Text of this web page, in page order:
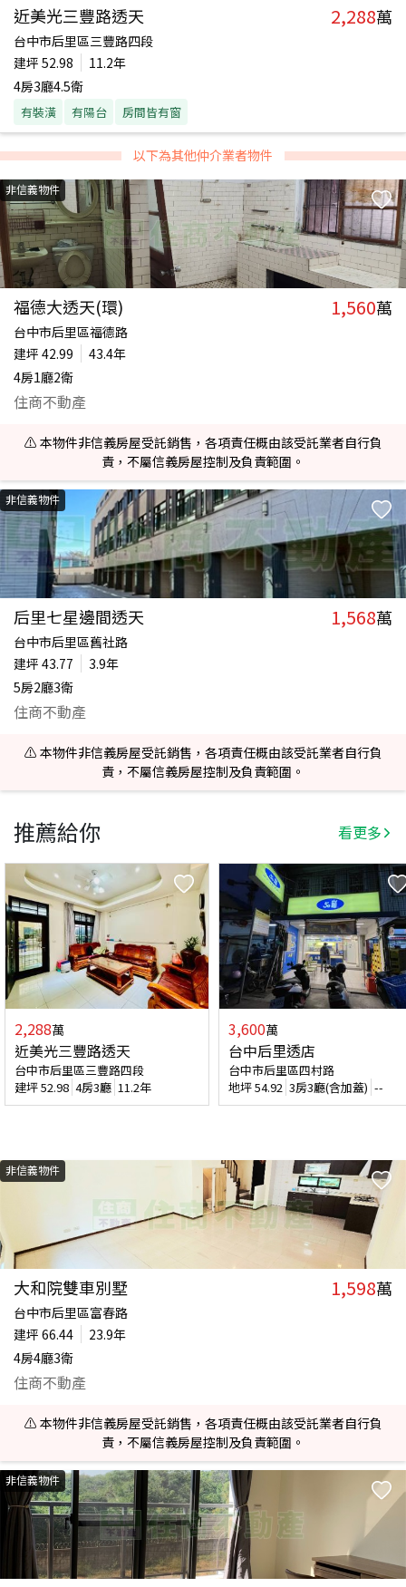
近美光三豐路透天 2,288萬
台中市后里區三豐路四段
建坪 52.98
11.2年
4房3廳4.5衛
有裝潢 有陽台 房間皆有窗
以下為其他仲介業者物件
非信義物件
福德大透天(環) 1,560萬
台中市后里區福德路
建坪 42.99
43.4年
4房1廳2衛
住商不動產
⚠️ 本物件非信義房屋受託銷售，各項責任概由該受託業者自行負
責，不屬信義房屋控制及負責範圍。
非信義物件
后里七星邊間透天 1,568萬
台中市后里區舊社路
建坪 43.77
3.9年
5房2廳3衛
住商不動產
⚠️ 本物件非信義房屋受託銷售，各項責任概由該受託業者自行負
責，不屬信義房屋控制及負責範圍。
推薦給你 看更多
2,288萬
近美光三豐路透天
台中市后里區三豐路四段
建坪52.98 4房3廳 11.2年
3,600萬
台中后里透店
台中市后里區四村路
地坪54.92 3房3廳(含加蓋) --
非信義物件
大和院雙車別墅 1,598萬
台中市后里區富春路
建坪 66.44
23.9年
4房4廳3衛
住商不動產
⚠️ 本物件非信義房屋受託銷售，各項責任概由該受託業者自行負
責，不屬信義房屋控制及負責範圍。
非信義物件